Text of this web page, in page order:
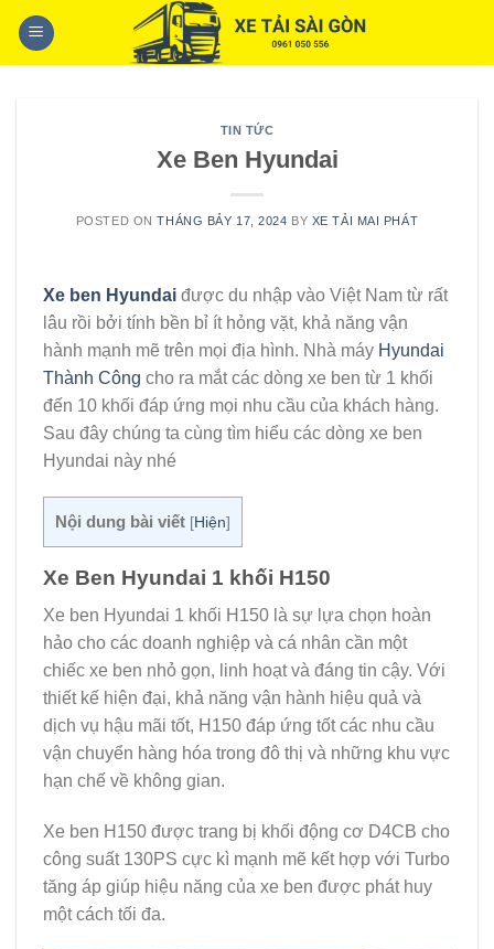
Skip
content
TIN TỨC
Xe Ben Hyundai
POSTED ONTHÁNG BẢY 17, 2024 BY XE TẢI MAI PHÁT
Xe ben Hyundai được du nhập vào Việt Nam từ rất
lâu rồi bởi tính bền bỉ ít hỏng vặt, khả năng vận
hành mạnh mẽ trên mọi địa hình. Nhà máy Hyundai
Thành Công cho ra mắt các dòng xe ben từ 1 khối
đến 10 khối đáp ứng mọi nhu cầu của khách hàng.
Sau đây chúng ta cùng tìm hiểu các dòng xe ben
Hyundai này nhé
Nội dung bài viết [Hiện]
Xe Ben Hyundai 1 khối H150
Xe ben Hyundai 1 khối H150 là sự lựa chọn hoàn
hảo cho các doanh nghiệp và cá nhân cần một
chiếc xe ben nhỏ gọn, linh hoạt và đáng tin cậy. Với
thiết kế hiện đại, khả năng vận hành hiệu quả và
dịch vụ hậu mãi tốt, H150 đáp ứng tốt các nhu cầu
vận chuyển hàng hóa trong đô thị và những khu vực
hạn chế về không gian.
Xe ben H150 được trang bị khối động cơ D4CB cho
công suất 130PS cực kì mạnh mẽ kết hợp với Turbo
tăng áp giúp hiệu năng của xe ben được phát huy
một cách tối đa.